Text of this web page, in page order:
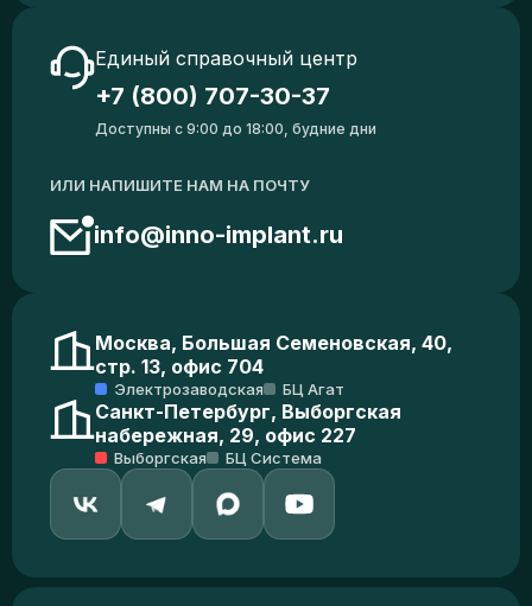
Единый справочный центр
+7 (800) 707-30-37
Доступны с 9:00 до 18:00, будние дни
ИЛИ НАПИШИТЕ НАМ НА ПОЧТУ
info@inno-implant.ru
Москва, Большая Семеновская, 40,
стр. 13, офис 704
Электрозаводская БЦ Агат
Санкт-Петербург, Выборгская
набережная, 29, офис 227
Выборгская БЦ Система